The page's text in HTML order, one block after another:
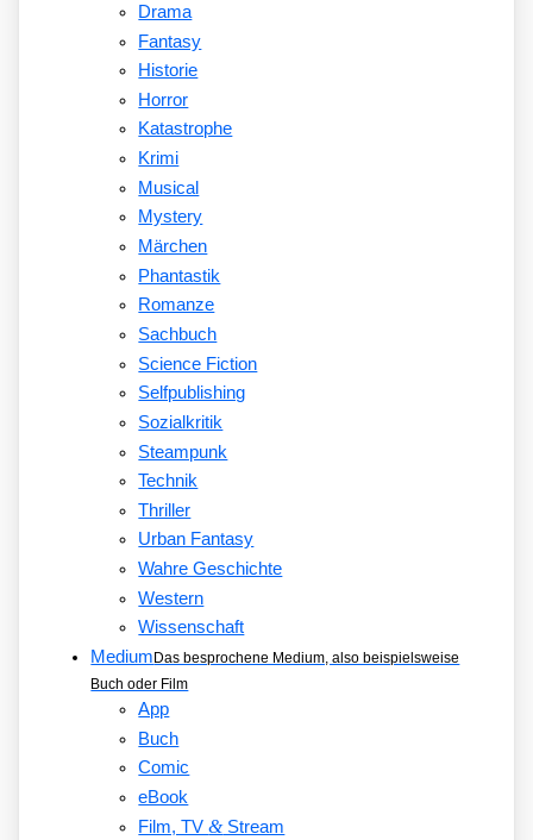
Drama
Fantasy
Historie
Horror
Katastrophe
Krimi
Musical
Mystery
Märchen
Phantastik
Romanze
Sachbuch
Science Fiction
Selfpublishing
Sozialkritik
Steampunk
Technik
Thriller
Urban Fantasy
Wahre Geschichte
Western
Wissenschaft
Medium Das besprochene Medium, also beispielsweise
Buch oder Film
App
Buch
Comic
eBook
Film, TV&Stream